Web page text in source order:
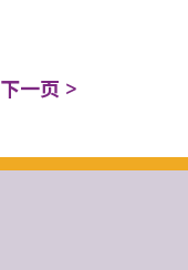
下一页 >